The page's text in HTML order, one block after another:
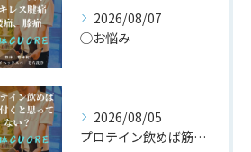
2026/08/07
◯お悩み
2026/08/05
プロテイン飲めば筋肉付く は大間違い